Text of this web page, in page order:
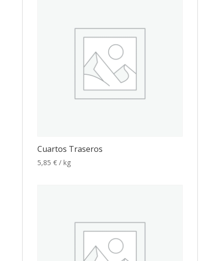
Cuartos Traseros
5,85 € / kg